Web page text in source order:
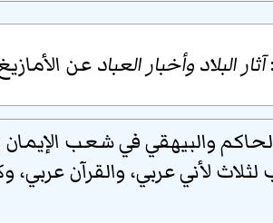
آثار البلاد وأخبار العباد عن
والبيهقي في شعب
لثلاث لأني عربي، والقرآن